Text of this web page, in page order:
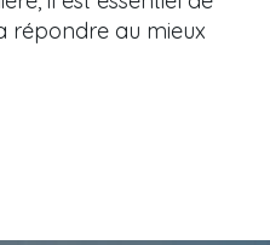
répondre au mieux